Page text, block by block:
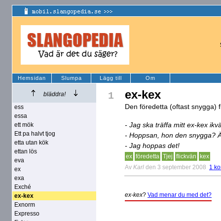
Hemsidan Slumpa Lägg till Om
bläddra!
ess
essa
ett mök
Ett pa halvt tjog
etta utan kök
ettan lös
eva
ex
exa
Exché
ex-kex
Exnorm
Expresso
1 ex-kex
Den föredetta (oftast snygga)
- Jag ska träffa mitt ex-kex
- Hoppsan, hon den snygga?
- Jag hoppas det!
ex föredetta Tjej flickvän
kex
Av Karl den 3 september 2008 1
ex-kex? Vad menar du med det?